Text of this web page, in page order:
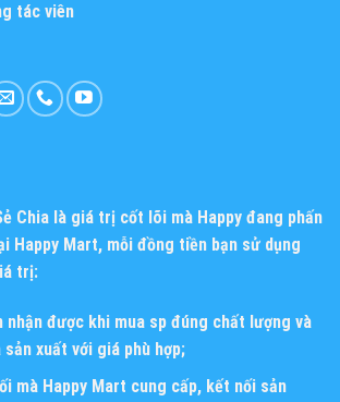
tác viên
Chia là giá trị cốt lõi mà Happy đang phấn
Happy Mart, mỗi đồng tiền bạn sử dụng
trị:
nhận được khi mua sp đúng chất lượng và
xuất với giá phù hợp;
mà Happy Mart cung cấp, kết nối sản